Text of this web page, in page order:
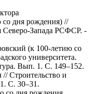
дня рождения) //
Северо-Запада РСФСР. -
(к 100-летию со
университета.
Вып. 1. С. 149–152.
Строительство и
С. 30–31.